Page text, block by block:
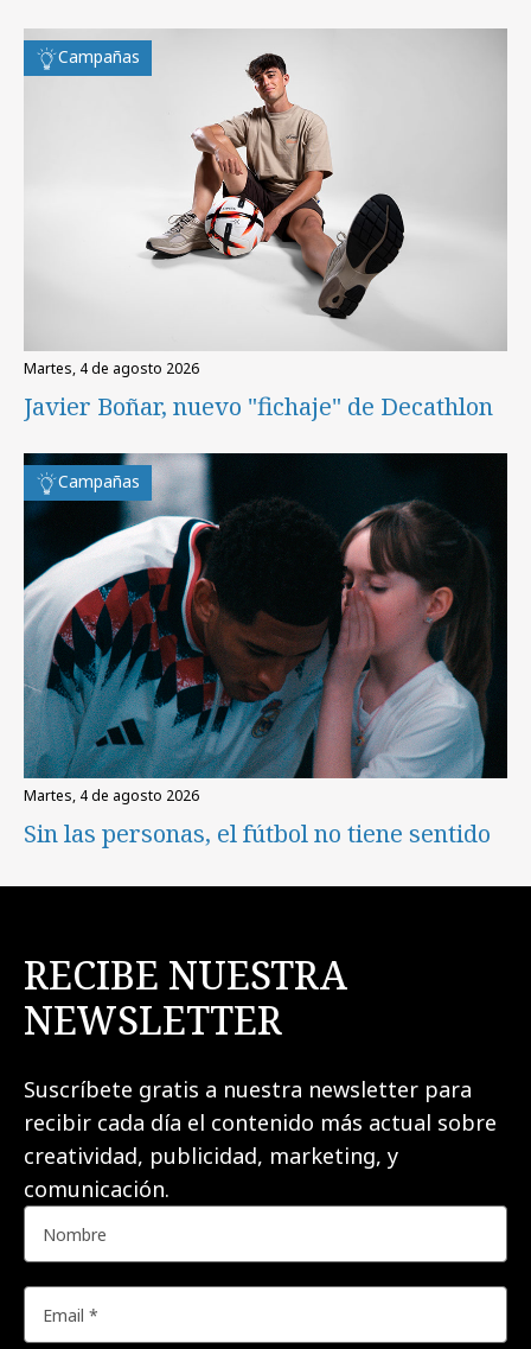
Campañas
martes, 4 de agosto 2026
Javier Boñar, nuevo "fichaje" de Decathlon
Campañas
martes, 4 de agosto 2026
Sin las personas, el fútbol no tiene sentido
RECIBE NUESTRA
NEWSLETTER
Suscríbete gratis a nuestra newsletter para
recibir cada día el contenido más actual sobre
creatividad, publicidad, marketing, y
comunicación.